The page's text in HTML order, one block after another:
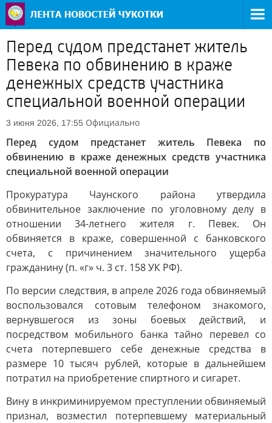
Перед судом предстанет житель
Певека по обвинению в краже
денежных средств участника
специальной военной операции
3 июня 2026, 17:55 Официально
Перед судом предстанет житель Певека по
обвинению в краже денежных средств участника
специальной военной операции
Прокуратура Чаунского района утвердила
обвинительное заключение по уголовному делу в
отношении 34-летнего жителя г. Певек. Он
обвиняется в краже, совершенной с банковского
счета, с причинением значительного ущерба
гражданину (п. «г» ч. 3 ст. 158 УК РФ).
По версии следствия, в апреле 2026 года обвиняемый
воспользовался сотовым телефоном знакомого,
вернувшегося из зоны боевых действий, и
посредством мобильного банка тайно перевел со
счета потерпевшего себе денежные средства в
размере 10 тысяч рублей, которые в дальнейшем
потратил на приобретение спиртного и сигарет.
Вину в инкриминируемом преступлении обвиняемый
признал, возместил потерпевшему материальный